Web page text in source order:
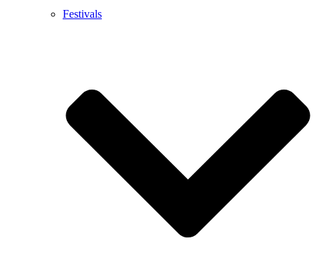
Festivals